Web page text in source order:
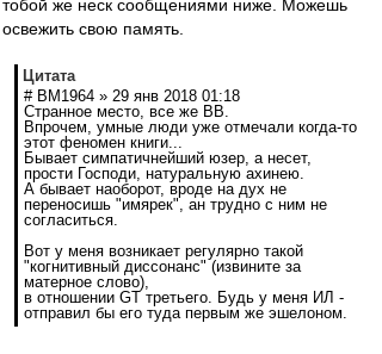
тобой же неск сообщениями ниже. Можешь
освежить свою память.
Цитата
# BM1964 » 29 янв 2018 01:18
Странное место, все же ВВ.
Впрочем, умные люди уже отмечали когда-то
этот феномен книги...
Бывает симпатичнейший юзер, а несет,
прости Господи, натуральную ахинею.
А бывает наоборот, вроде на дух не
переносишь "имярек", ан трудно с ним не
согласиться.
Вот у меня возникает регулярно такой
"когнитивный диссонанс" (извините за
матерное слово),
в отношении GT третьего. Будь у меня ИЛ -
отправил бы его туда первым же эшелоном.